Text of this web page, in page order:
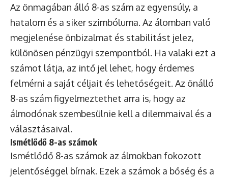
Az önmagában álló 8-as szám az egyensúly, a
hatalom és a siker szimbóluma. Az álomban való
megjelenése önbizalmat és stabilitást jelez,
különösen pénzügyi szempontból. Ha valaki ezt a
számot látja, az intő jel lehet, hogy érdemes
felmérni a saját céljait és lehetőségeit. Az önálló
8-as szám figyelmeztethet arra is, hogy az
álmodónak szembesülnie kell a dilemmaival és a
választásaival.
Ismétlődő 8-as számok
Ismétlődő 8-as számok az álmokban fokozott
jelentőséggel bírnak. Ezek a számok a bőség és a